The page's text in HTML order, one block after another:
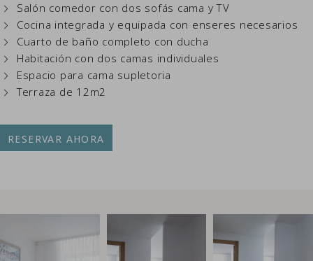
Salón comedor con dos sofás cama y TV
Cocina integrada y equipada con enseres necesarios
Cuarto de baño completo con ducha
Habitación con dos camas individuales
Espacio para cama supletoria
Terraza de 12m2
RESERVAR AHORA
Link to Photo1, una habitación con dos camas y una silla
Link to Photo2, una habitación con
Link to Photo3,